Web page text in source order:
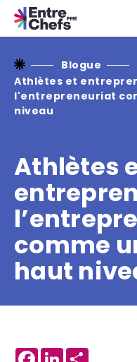
Blogue
Athlètes et
l'entrepreneuriat
niveau
Athlètes
comme
haut
Facebook
LinkedIn